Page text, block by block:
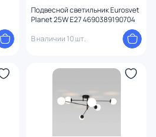
Подвесной светильник Eurosvet
Planet 25W E27 4690389190704
В наличии 10 шт.